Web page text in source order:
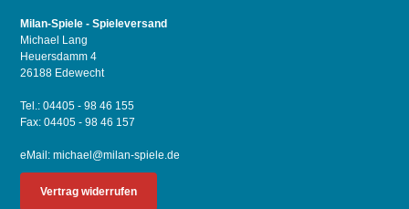
Milan-Spiele - Spieleversand
Michael Lang
Heuersdamm 4
26188 Edewecht
Tel.: 04405 - 98 46 155
Fax: 04405 - 98 46 157
eMail:michael@milan-spiele.de
Vertrag widerrufen